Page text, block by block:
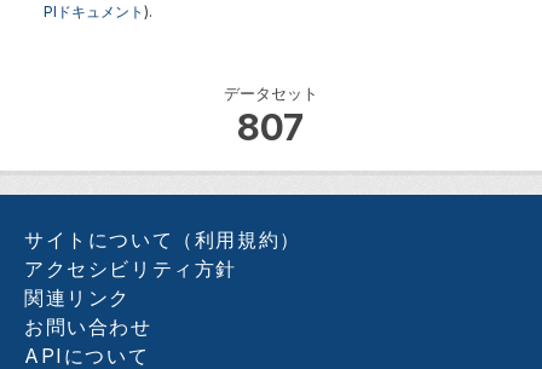
データセット
807
PIドキュメント ).
サイトについて（利用規約）
アクセシビリティ方針
関連リンク
お問い合わせ
APIについて